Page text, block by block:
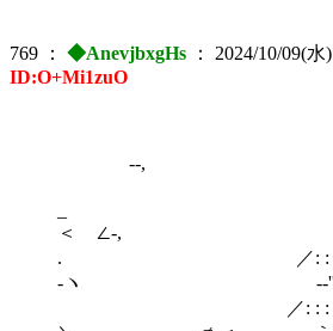
769 ： ◆AnevjbxgHs ： 2024/10/09(水
ID:O+Mi1zuO
--,
＿
_
＜ ∠-,
. ／: : :ヽ＿/ /
-ヽ -‐'''"゛￣￣
／: : : :r: : :./: /: :